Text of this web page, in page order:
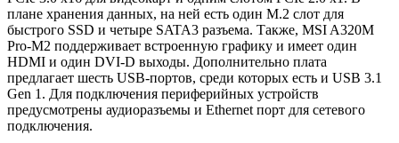
плане хранения данных, на ней есть один M.2 слот для
быстрого SSD и четыре SATA3 разъема. Также, MSI A320M
Pro-M2 поддерживает встроенную графику и имеет один
HDMI и один DVI-D выходы. Дополнительно плата
предлагает шесть USB-портов, среди которых есть и USB 3.1
Gen 1. Для подключения периферийных устройств
предусмотрены аудиоразъемы и Ethernet порт для сетевого
подключения.